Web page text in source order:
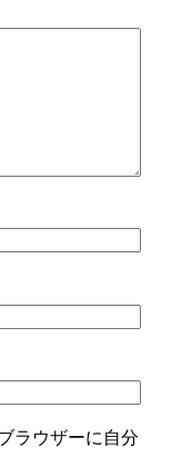
ラウザーに自分